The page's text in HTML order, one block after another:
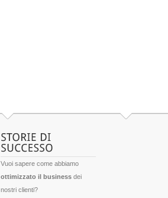
Vuoi sapere come abbiamo
ottimizzato il business dei
nostri clienti?